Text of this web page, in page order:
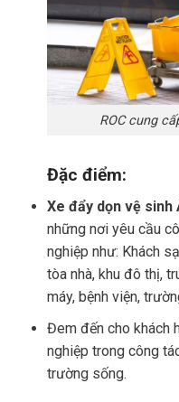
ROC cung
Đặc điểm:
Xe đẩy dọn vệ sinh
những nơi yêu cầu
nghiệp như: Khách
tòa nhà, khu đô thị,
máy, bệnh viện,
Đem đến cho khách
nghiệp trong công
trường sống.